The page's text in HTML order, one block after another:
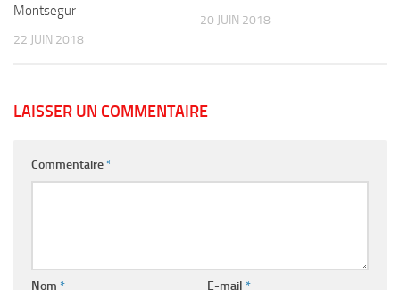
Montsegur
22 JUIN 2018
20 JUIN 2018
LAISSER UN COMMENTAIRE
Commentaire*
Nom * E-mail *